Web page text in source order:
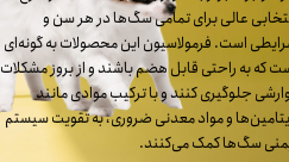
عالی برای تمامی سگ‌ها در هر سن و
است. فرمولاسیون این محصولات به گونه‌ای
که به راحتی قابل هضم باشند و از بروز مشکلات
جلوگیری کنند و با ترکیب موادی مانند
و مواد معدنی ضروری، به تقویت سیستم
سگ‌ها کمک می‌کنند.